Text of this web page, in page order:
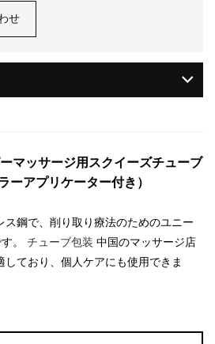
せ
マッサージ用スクイーズチューブ
ーアプリケーター付き）
ス鋼で、削り取り療法のためのユニー
。 チューブ包装 中国のマッサージ店
ており、個人ケアにも使用できま